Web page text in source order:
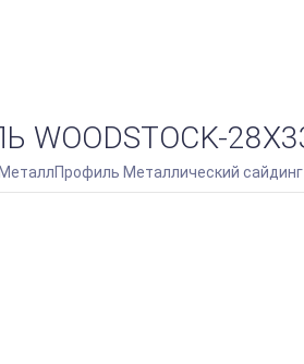
МеталлПрофиль Металлический сайдинг